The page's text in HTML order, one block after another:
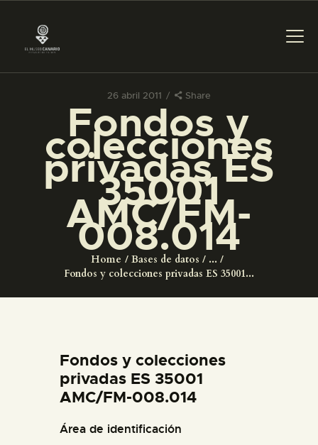
26 abril 2011 Share
Fondos y
colecciones
privadas ES
35001
AMC/FM-
008.014
Home Bases de datos
...
Fondos y colecciones privadas ES 35001...
PREPARAR LA VISITA
ACTIVIDADES
█
EL MUSEO
ESPAÑOL
Fondos y colecciones
privadas ES 35001
AMC/FM-008.014
Área de identificación